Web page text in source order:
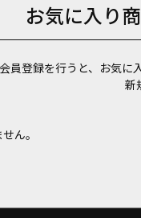
お気に入り
会員登録を行うと、お気に
新
ん。